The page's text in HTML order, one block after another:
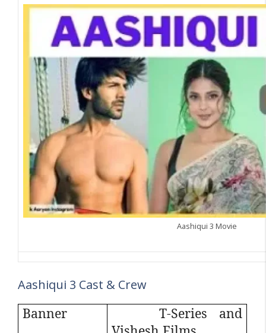
Aashiqui 3 Movie
Aashiqui 3 Cast & Crew
Banner
T-Series and